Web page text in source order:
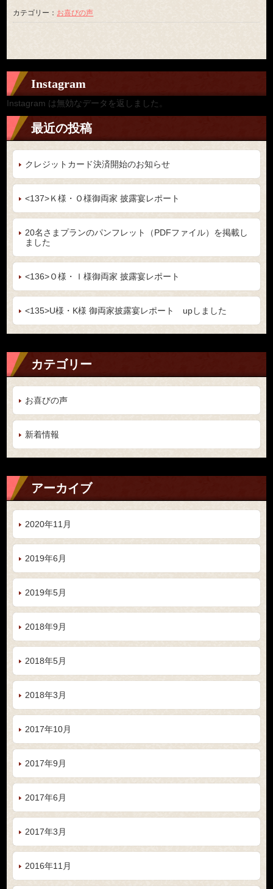
カテゴリー： お喜びの声
Instagram
Instagram は無効なデータを返しました。
最近の投稿
クレジットカード決済開始のお知らせ
<137>Ｋ様・Ｏ様御両家 披露宴レポート
20名さまプランのパンフレット（PDFファイル）を掲載し
ました
<136>Ｏ様・Ｉ様御両家 披露宴レポート
<135>U様・K様 御両家披露宴レポート upしました
カテゴリー
お喜びの声
新着情報
アーカイブ
2020年11月
2019年6月
2019年5月
2018年9月
2018年5月
2018年3月
2017年10月
2017年9月
2017年6月
2017年3月
2016年11月